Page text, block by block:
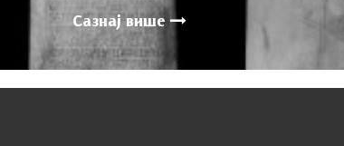
Сазнај више